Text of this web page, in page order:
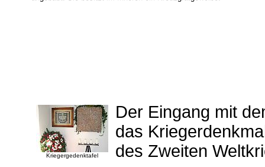
Kriegergedenktafel
Der Eingang mit
das
des Zweiten